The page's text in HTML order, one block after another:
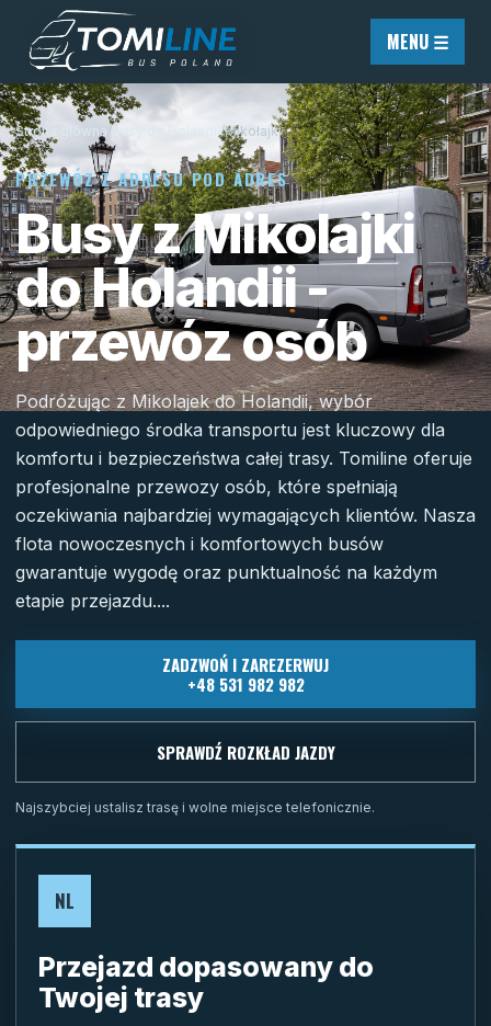
Przejdź do treści
MENU ☰
Strona główna / Busy do Holandii/Mikołajki
PRZEWÓZ Z ADRESU POD ADRES
Busy z Mikolajki
do Holandii -
przewóz osób
Podróżując z Mikolajek do Holandii, wybór
odpowiedniego środka transportu jest kluczowy dla
komfortu i bezpieczeństwa całej trasy. Tomiline oferuje
profesjonalne przewozy osób, które spełniają
oczekiwania najbardziej wymagających klientów. Nasza
flota nowoczesnych i komfortowych busów
gwarantuje wygodę oraz punktualność na każdym
etapie przejazdu....
ZADZWOŃ I ZAREZERWUJ
+48 531 982 982
SPRAWDŹ ROZKŁAD JAZDY
Najszybciej ustalisz trasę i wolne miejsce telefonicznie.
NL
Przejazd dopasowany do
Twojej trasy